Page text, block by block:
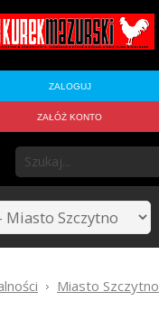
ZALOGUJ
ZAŁÓŻ KONTO
Miasto Szczytno